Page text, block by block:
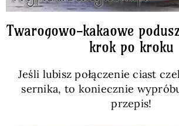
Twarogowo-kakaowe
krok po kroku
Jeśli lubisz połączenie ciast
sernika, to koniecznie
przepis!